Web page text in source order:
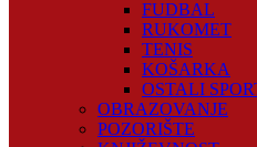
FUDBAL
RUKOMET
TENIS
KOŠARKA
OSTALI
OBRAZOVANJE
POZORIŠTE